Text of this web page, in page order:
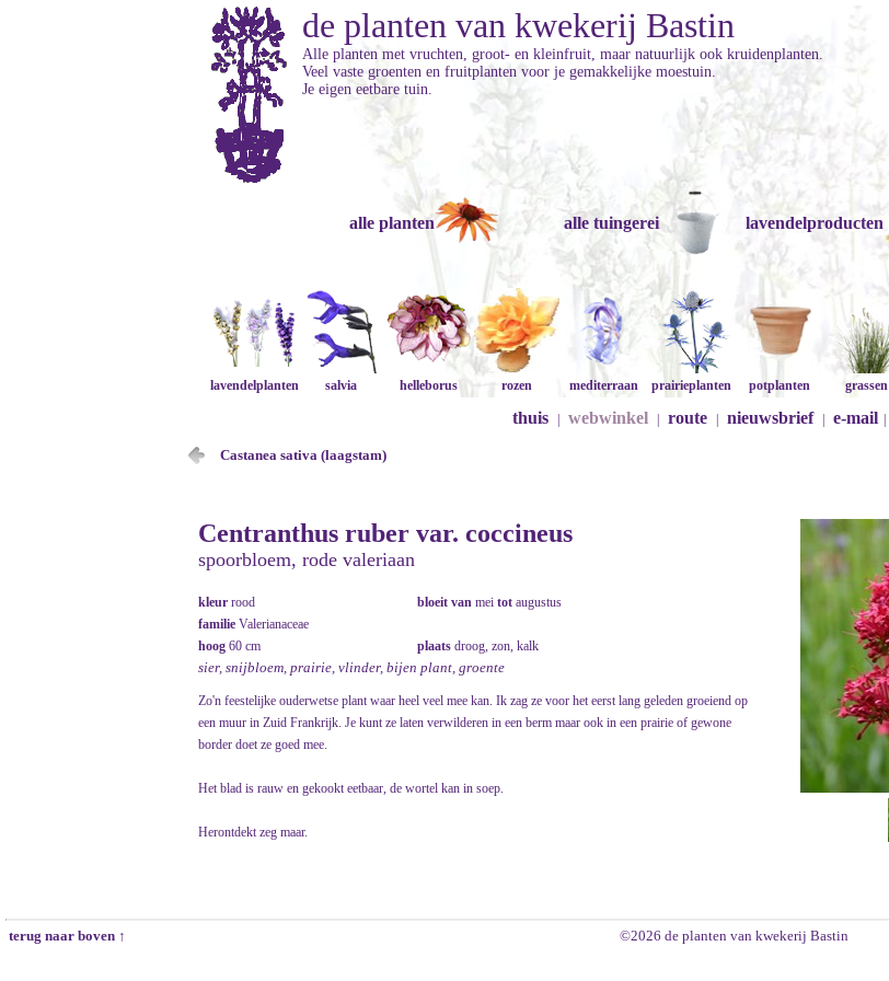
de planten van kwekerij Bastin
Alle planten met vruchten, groot- en kleinfruit, maar natuurlijk ook kruidenplanten.
Veel vaste groenten en fruitplanten voor je gemakkelijke moestuin.
Je eigen eetbare tuin.
alle planten alle tuingerei lavendelproducten
lavendelplanten salvia helleborus rozen mediterraan prairieplanten potplanten grassen
thuis webwinkel route nieuwsbrief e-mail
Castanea sativa (laagstam)
Centranthus ruber var. coccineus
spoorbloem, rode valeriaan
kleur rood bloeit van mei tot augustus
familie Valerianaceae
hoog 60 cm plaats droog, zon, kalk
sier, snijbloem, prairie, vlinder, bijen plant, groente
Zo'n feestelijke ouderwetse plant waar heel veel mee kan. Ik zag ze voor het eerst lang geleden groeiend op
een muur in Zuid Frankrijk. Je kunt ze laten verwilderen in een berm maar ook in een prairie of gewone
border doet ze goed mee.
Het blad is rauw en gekookt eetbaar, de wortel kan in soep.
Herontdekt zeg maar.
terug naar boven ↑ ©2026 de planten van kwekerij Bastin